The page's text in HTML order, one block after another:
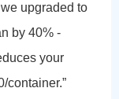
upgraded to
by 40% -
your
container.”